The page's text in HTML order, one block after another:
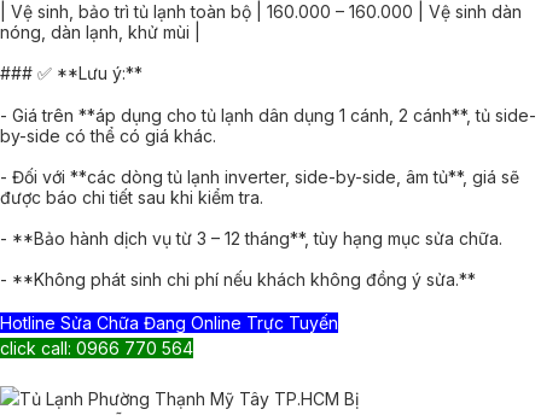
| Vệ sinh, bảo trì tủ lạnh toàn bộ | 160.000 – 160.000 | Vệ sinh dàn
nóng, dàn lạnh, khử mùi |
### ✅ **Lưu ý:**
- Giá trên **áp dụng cho tủ lạnh dân dụng 1 cánh, 2 cánh**, tủ side-
by-side có thể có giá khác.
- Đối với **các dòng tủ lạnh inverter, side-by-side, âm tủ**, giá sẽ
được báo chi tiết sau khi kiểm tra.
- **Bảo hành dịch vụ từ 3 – 12 tháng**, tùy hạng mục sửa chữa.
- **Không phát sinh chi phí nếu khách không đồng ý sửa.**
Hotline Sửa Chữa Đang Online Trực Tuyến
click call: 0966 770 564